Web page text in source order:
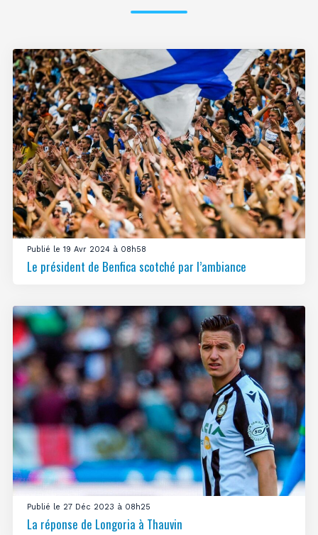
Publié le 19 Avr 2024 à 08h58
Le président de Benfica scotché par l’ambiance
Publié le 27 Déc 2023 à 08h25
La réponse de Longoria à Thauvin